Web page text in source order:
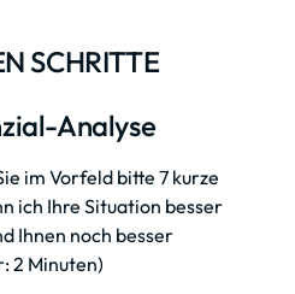
SCHRITTE
Analyse
im Vorfeld bitte 7 kurze
ich Ihre Situation besser
Ihnen noch besser
2 Minuten)